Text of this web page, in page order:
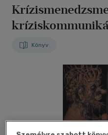
Könyv